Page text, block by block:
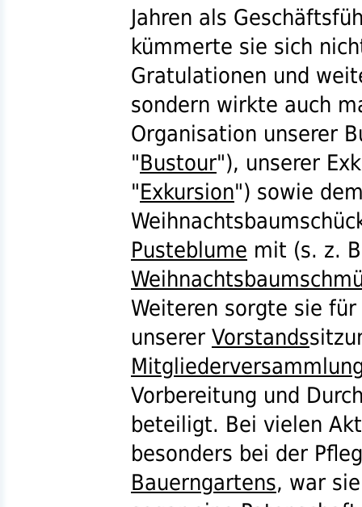
Jahren als
kümmerte sie sich
Gratulationen und
sondern wirkte auch
Organisation unserer
"Bustour"), unserer
"Exkursion") sowie
Pusteblume mit (s. z.
Weiteren sorgte sie
unserer Vorstands
Vorbereitung und
beteiligt. Bei vielen
besonders bei der
Bauerngartens, war